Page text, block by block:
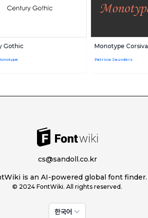
Gothic Monotype Corsiva
Patricia Saunders
cs@sandoll.co.kr
is an AI-powered global font finder.
© 2024 FontWiki. All rights reserved.
한국어